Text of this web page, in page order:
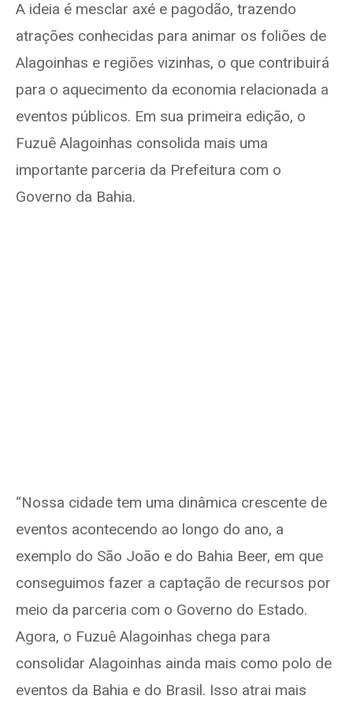
A ideia é mesclar axé e pagodão, trazendo
atrações conhecidas para animar os foliões de
Alagoinhas e regiões vizinhas, o que contribuirá
para o aquecimento da economia relacionada a
eventos públicos. Em sua primeira edição, o
Fuzuê Alagoinhas consolida mais uma
importante parceria da Prefeitura com o
Governo da Bahia.
“Nossa cidade tem uma dinâmica crescente de
eventos acontecendo ao longo do ano, a
exemplo do São João e do Bahia Beer, em que
conseguimos fazer a captação de recursos por
meio da parceria com o Governo do Estado.
Agora, o Fuzuê Alagoinhas chega para
consolidar Alagoinhas ainda mais como polo de
eventos da Bahia e do Brasil. Isso atrai mais